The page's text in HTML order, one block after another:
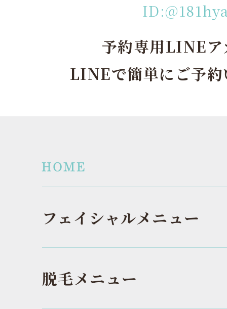
予約専用LINEア
LINEで簡単にご予
フェイシャルメニュー
脱毛メニュー